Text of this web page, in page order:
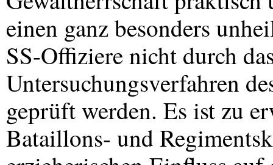
einen ganz besonders
SS-Offiziere nicht durch
Untersuchungsverfahren
geprüft werden. Es ist zu
Bataillons- und